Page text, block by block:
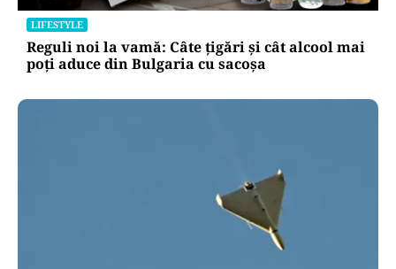
LIFESTYLE
Reguli noi la vamă: Câte țigări și cât alcool mai
poți aduce din Bulgaria cu sacoșa